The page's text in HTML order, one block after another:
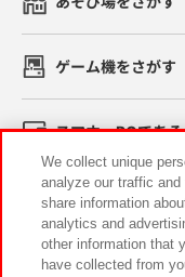
ゲーム機をさがす
スマホ・PCであ
イベント・キャン
We collect unique
analyze our traffic
share information
analytics and
other information that
have collected from